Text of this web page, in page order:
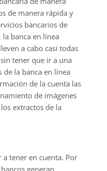
de manera rápida y
bancarios de
banca en línea
a cabo casi todas
tener que ir a una
de la banca en línea
de la cuenta las
de imágenes
extractos de la
tener en cuenta. Por
generan